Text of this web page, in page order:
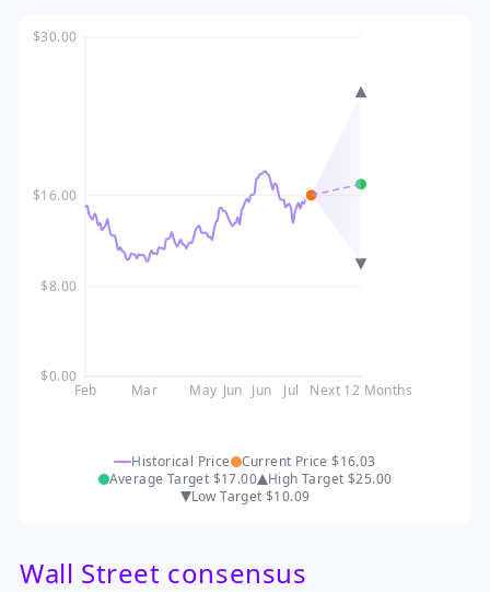
$0.00
$8.00
$16.00
$30.00
Feb Mar May Jun Jun Jul Next 12 Months
Historical Price Current Price$16.03
Average Target $17.00 High Target $25.00
Low Target $10.09
Wall Street consensus